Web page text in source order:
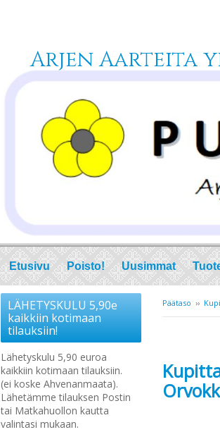
Arjen Aarteita
Etusivu Poisto! Uusimmat
Päätaso ››
LÄHETYSKULU 5,90e
kaikkiin kotimaan
tilauksiin!
Lähetyskulu 5,90 euroa
kaikkiin kotimaan tilauksiin.
(ei koske Ahvenanmaata).
Lähetämme tilauksen Postin
tai Matkahuollon kautta
valintasi mukaan.